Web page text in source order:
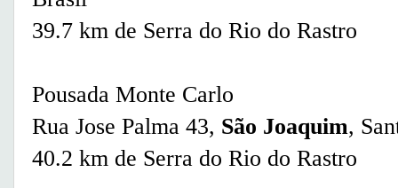
39.7 km de Serra do Rio do Rastro
Pousada Monte Carlo
Rua Jose Palma 43, São Joaquim,
40.2 km de Serra do Rio do Rastro